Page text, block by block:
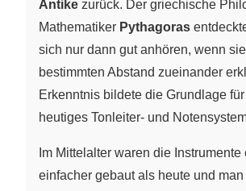
Antike zurück. Der griechische
Mathematiker Pythagoras
sich nur dann gut anhören, wenn
bestimmten Abstand zueinander
Erkenntnis bildete die Grundlage
heutiges Tonleiter- und
Im Mittelalter waren die Instrumente
einfacher gebaut als heute und